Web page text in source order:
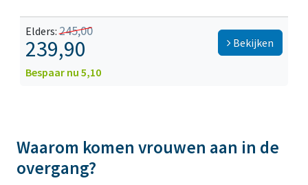
Elders:245,00
239,90
Bespaar nu 5,10
Bekijken
Waarom komen vrouwen aan in de
overgang?